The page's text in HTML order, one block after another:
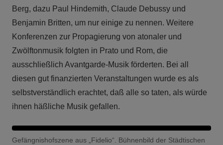
Berg, dazu Paul Hindemith, Claude Debussy und
Benjamin Britten, um nur einige zu nennen. Weitere
Konferenzen zur Propagierung von atonaler und
Zwölftonmusik folgten in Prato und Rom, die
ausschließlich Avantgarde-Musik förderten. Bei all
diesen gut finanzierten Veranstaltungen wurde es als
selbstverständlich erachtet, daß alle so taten, als würde
ihnen häßliche Musik gefallen.
Gefängnishofszene aus „Fidelio“. Bühnenbild der Städtischen